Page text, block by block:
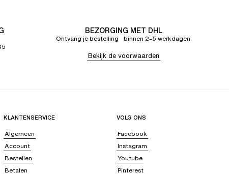
BEZORGING MET DHL
Ontvang je bestelling binnen 2–5 werkdagen.
Bekijk de voorwaarden
KLANTENSERVICE
Algemeen
Account
Bestellen
Betalen
VOLG ONS
Facebook
Instagram
Youtube
Pinterest